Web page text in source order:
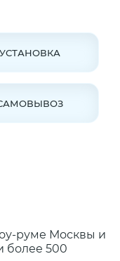
УСТАНОВКА
руме Москвы и
более 500